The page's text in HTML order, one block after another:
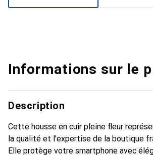
Informations sur le
Description
Cette housse en cuir pleine fleur
la qualité et l'expertise de la boutique
Elle protège votre smartphone avec